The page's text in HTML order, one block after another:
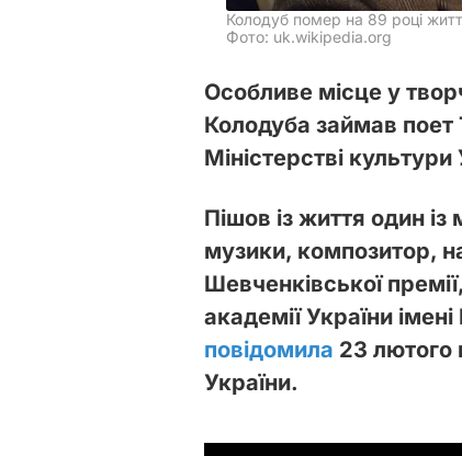
Колодуб помер на 89 році
Фото: uk.wikipedia.org
Особливе місце у
Колодуба займав
Міністерстві
Пішов із життя один із
музики, композитор,
Шевченківської
академії України
повідомила 23 лютого
України.